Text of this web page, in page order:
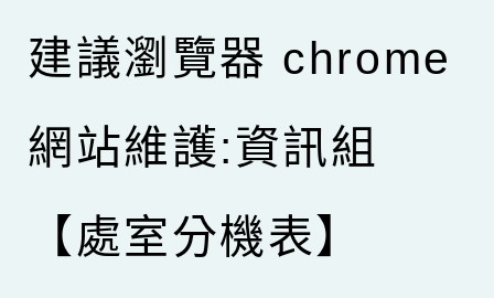
建議瀏覽器 chrome
網站維護:資訊組
【處室分機表】